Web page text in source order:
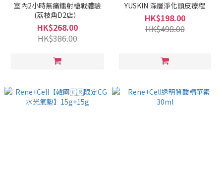
室內2小時無痛鐳射槍戰體驗
(荔枝角D2店）
HK$268.00
HK$386.00
YUSKIN 深層淨化頭皮療程
HK$198.00
HK$498.00